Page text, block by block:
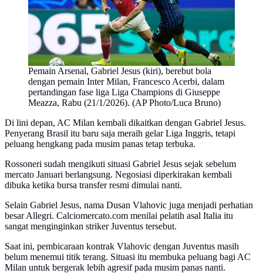
Pemain Arsenal, Gabriel Jesus (kiri), berebut bola
dengan pemain Inter Milan, Francesco Acerbi, dalam
pertandingan fase liga Liga Champions di Giuseppe
Meazza, Rabu (21/1/2026). (AP Photo/Luca Bruno)
Di lini depan, AC Milan kembali dikaitkan dengan Gabriel Jesus.
Penyerang Brasil itu baru saja meraih gelar Liga Inggris, tetapi
peluang hengkang pada musim panas tetap terbuka.
Rossoneri sudah mengikuti situasi Gabriel Jesus sejak sebelum
mercato Januari berlangsung. Negosiasi diperkirakan kembali
dibuka ketika bursa transfer resmi dimulai nanti.
Selain Gabriel Jesus, nama Dusan Vlahovic juga menjadi perhatian
besar Allegri. Calciomercato.com menilai pelatih asal Italia itu
sangat menginginkan striker Juventus tersebut.
Saat ini, pembicaraan kontrak Vlahovic dengan Juventus masih
belum menemui titik terang. Situasi itu membuka peluang bagi AC
Milan untuk bergerak lebih agresif pada musim panas nanti.